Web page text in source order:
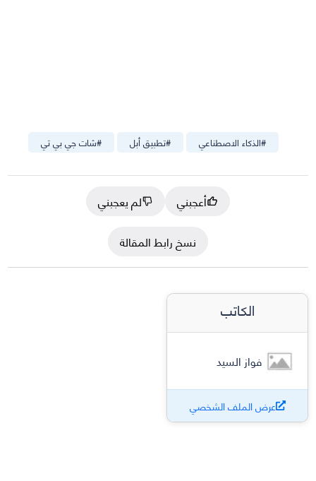
#شات جي بي تي #تطبيق أبل #الذكاء الاصطناعي
أعجبني
لم يعجبني
نسخ رابط المقالة
الكاتب
فواز السيد
عرض الملف الشخصي